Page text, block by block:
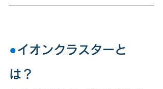
●イオンクラスターと
は？